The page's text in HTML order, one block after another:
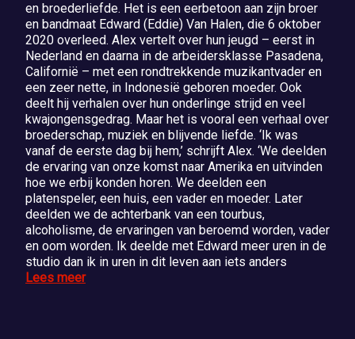
en broederliefde. Het is een eerbetoon aan zijn broer
en bandmaat Edward (Eddie) Van Halen, die 6 oktober
2020 overleed. Alex vertelt over hun jeugd – eerst in
Nederland en daarna in de arbeidersklasse Pasadena,
Californië – met een rondtrekkende muzikantvader en
een zeer nette, in Indonesië geboren moeder. Ook
deelt hij verhalen over hun onderlinge strijd en veel
kwajongensgedrag. Maar het is vooral een verhaal over
broederschap, muziek en blijvende liefde. ‘Ik was
vanaf de eerste dag bij hem,’ schrijft Alex. ‘We deelden
de ervaring van onze komst naar Amerika en uitvinden
hoe we erbij konden horen. We deelden een
platenspeler, een huis, een vader en moeder. Later
deelden we de achterbank van een tourbus,
alcoholisme, de ervaringen van beroemd worden, vader
en oom worden. Ik deelde met Edward meer uren in de
studio dan ik in uren in dit leven aan iets anders
Lees meer